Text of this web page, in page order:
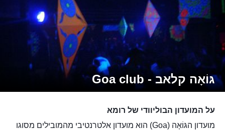
גּוֹאָה קלאב - Goa club
על המועדון הבוליוודי של רומא
מועדון הגּוֹאָה (Goa) הוא מועדון אלטרנטיבי מהמובילים מסוגו